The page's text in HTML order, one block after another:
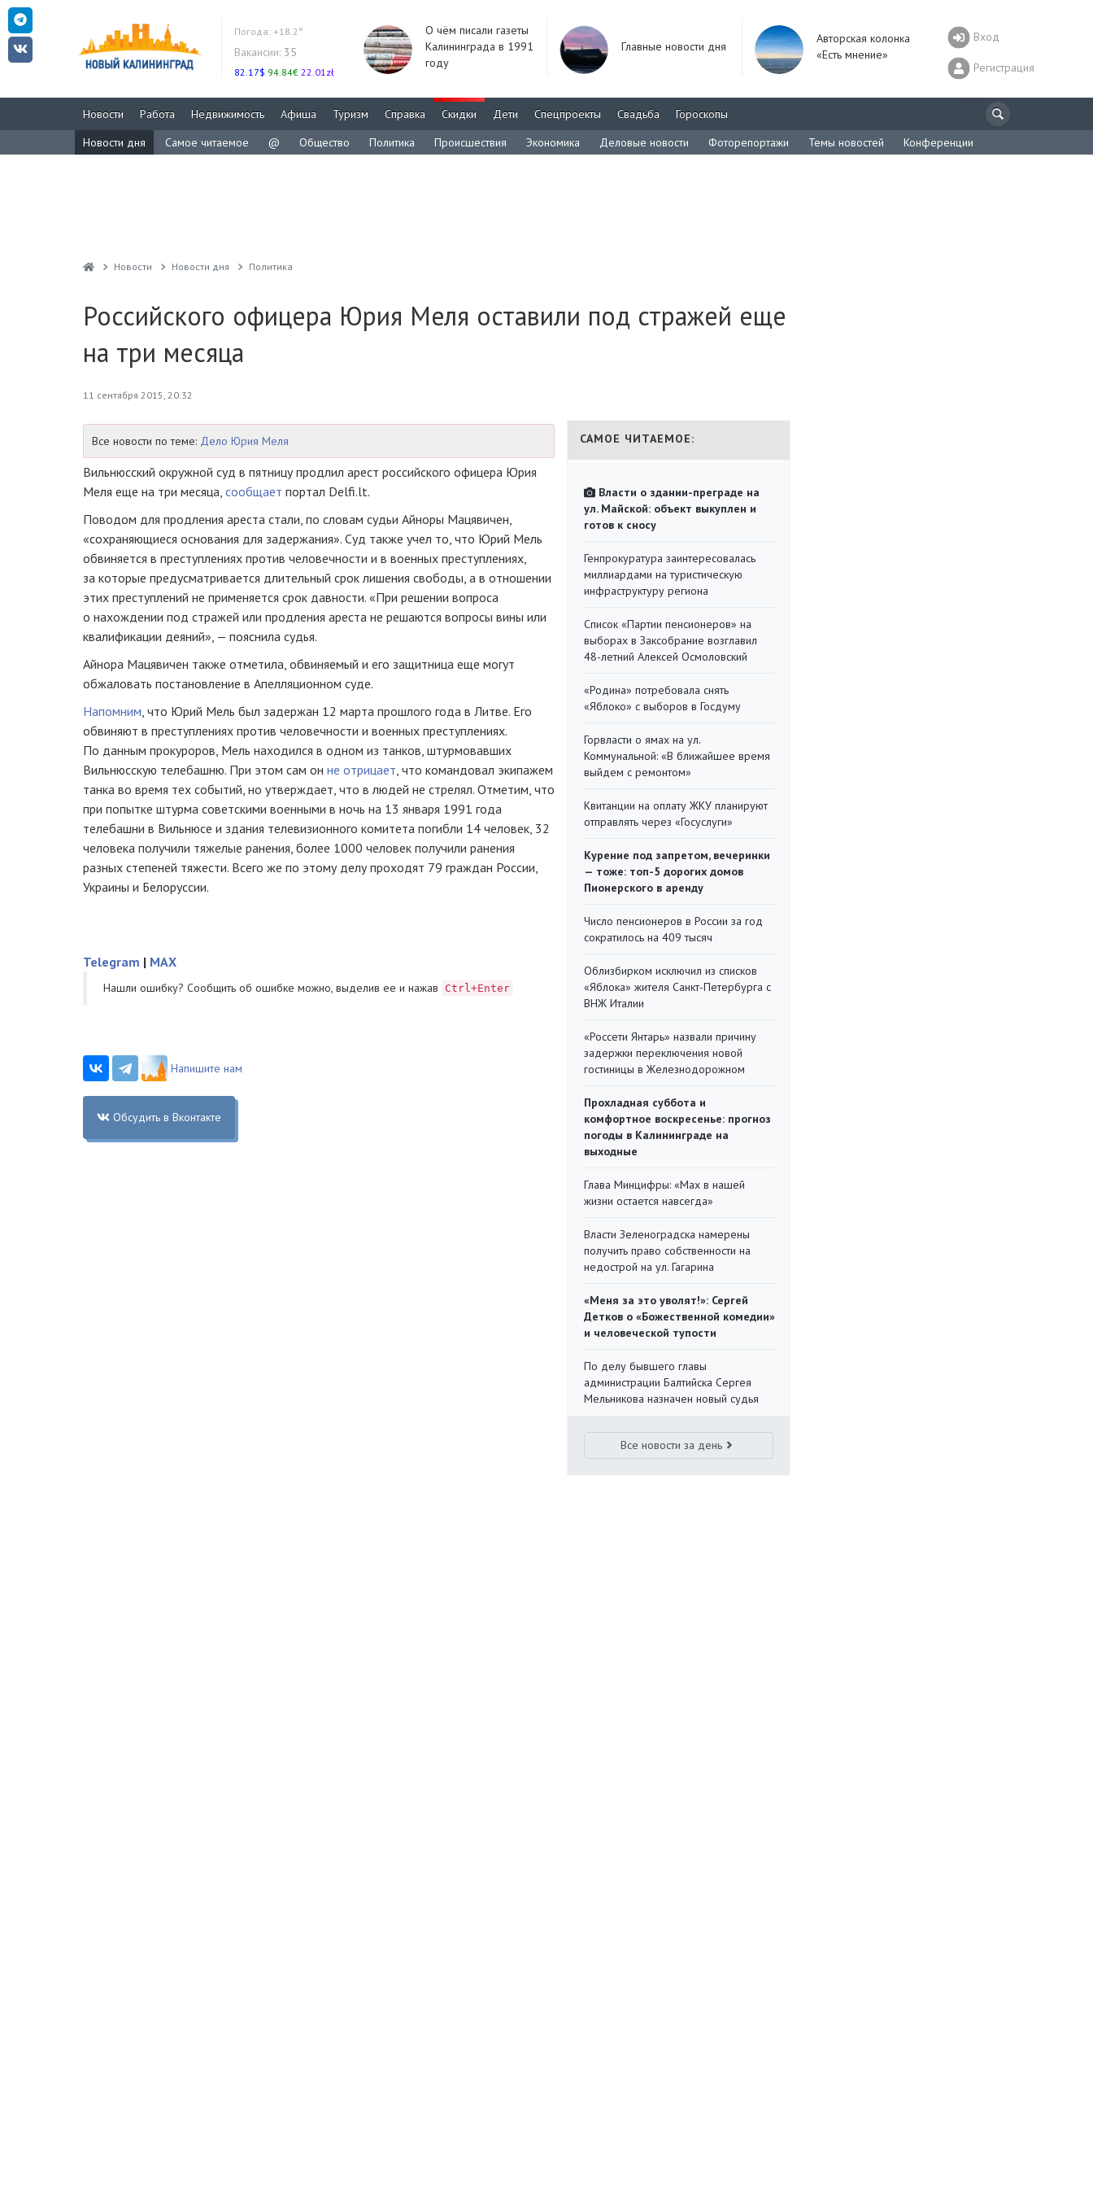
Погода: +18.2°
Вакансии: 35
82.17$ 94.84€ 22.01zł
О чём писали газеты
Калининграда в 1991
году
Главные новости дня
Авторская колонка
«Есть мнение»
Вход
Регистрация
Новости Работа Недвижимость Афиша Туризм Справка Скидки Дети Спецпроекты Свадьба
Гороскопы
Новости дня
Самое читаемое @ Общество Политика Происшествия Экономика Деловые новости Фоторепортажи Темы новостей Конференции
Новости Новости дня Политика
Российского офицера Юрия Меля оставили под стражей еще
на три месяца
11 сентября 2015, 20:32
Все новости по теме: Дело Юрия Меля
Вильнюсский окружной суд в пятницу продлил арест российского офицера Юрия
Меля еще на три месяца, сообщает портал Delfi.lt.
Поводом для продления ареста стали, по словам судьи Айноры Мацявичен,
«сохраняющиеся основания для задержания». Суд также учел то, что Юрий Мель
обвиняется в преступлениях против человечности и в военных преступлениях,
за которые предусматривается длительный срок лишения свободы, а в отношении
этих преступлений не применяется срок давности. «При решении вопроса
о нахождении под стражей или продления ареста не решаются вопросы вины или
квалификации деяний», — пояснила судья.
Айнора Мацявичен также отметила, обвиняемый и его защитница еще могут
обжаловать постановление в Апелляционном суде.
Напомним, что Юрий Мель был задержан 12 марта прошлого года в Литве. Его
обвиняют в преступлениях против человечности и военных преступлениях.
По данным прокуроров, Мель находился в одном из танков, штурмовавших
Вильнюсскую телебашню. При этом сам он не отрицает, что командовал экипажем
танка во время тех событий, но утверждает, что в людей не стрелял. Отметим, что
при попытке штурма советскими военными в ночь на 13 января 1991 года
телебашни в Вильнюсе и здания телевизионного комитета погибли 14 человек, 32
человека получили тяжелые ранения, более 1000 человек получили ранения
разных степеней тяжести. Всего же по этому делу проходят 79 граждан России,
Украины и Белоруссии.
Telegram | MAX
Нашли ошибку? Cообщить об ошибке можно, выделив ее и нажав Ctrl+Enter
Напишите нам
Обсудить в Вконтакте
САМОЕ ЧИТАЕМОЕ:
Власти о здании-преграде на
ул. Майской: объект выкуплен и
готов к сносу
Генпрокуратура заинтересовалась
миллиардами на туристическую
инфраструктуру региона
Список «Партии пенсионеров» на
выборах в Заксобрание возглавил
48-летний Алексей Осмоловский
«Родина» потребовала снять
«Яблоко» с выборов в Госдуму
Горвласти о ямах на ул.
Коммунальной: «В ближайшее время
выйдем с ремонтом»
Квитанции на оплату ЖКУ планируют
отправлять через «Госуслуги»
Курение под запретом, вечеринки
— тоже: топ-5 дорогих домов
Пионерского в аренду
Число пенсионеров в России за год
сократилось на 409 тысяч
Облизбирком исключил из списков
«Яблока» жителя Санкт-Петербурга с
ВНЖ Италии
«Россети Янтарь» назвали причину
задержки переключения новой
гостиницы в Железнодорожном
Прохладная суббота и
комфортное воскресенье: прогноз
погоды в Калининграде на
выходные
Глава Минцифры: «Мах в нашей
жизни остается навсегда»
Власти Зеленоградска намерены
получить право собственности на
недострой на ул. Гагарина
«Меня за это уволят!»: Сергей
Детков о «Божественной комедии»
и человеческой тупости
По делу бывшего главы
администрации Балтийска Сергея
Мельникова назначен новый судья
Все новости за день